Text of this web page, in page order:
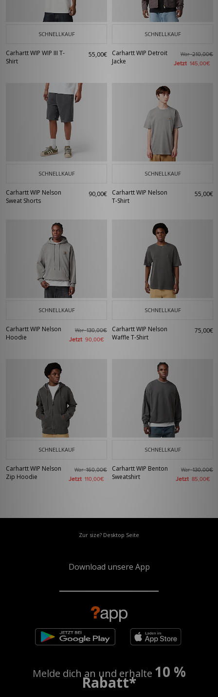
SCHNELLKAUF
Carhartt WIP WIP III T-
Shirt
55,00€
SCHNELLKAUF
Carhartt WIP Detroit
Jacke
War210,00€
Jetzt 145,00€
SCHNELLKAUF
Carhartt WIP Nelson
Sweat Shorts
90,00€
SCHNELLKAUF
Carhartt WIP Nelson
T-Shirt
55,00€
SCHNELLKAUF
Carhartt WIP Nelson
Hoodie
War130,00€
Jetzt 90,00€
SCHNELLKAUF
Carhartt WIP Nelson
Waffle T-Shirt
75,00€
SCHNELLKAUF
Carhartt WIP Nelson
Zip Hoodie
War160,00€
Jetzt 110,00€
SCHNELLKAUF
Carhartt WIP Benton
Sweatshirt
War130,00€
Jetzt 85,00€
Zur size? Desktop Seite
Download unsere App
Melde dich an und erhalte 10 %
Rabatt*